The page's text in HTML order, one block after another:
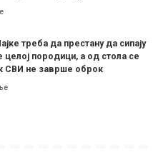
треба да престану да сипају
целој породици, а од стола се
СВИ не заврше оброк